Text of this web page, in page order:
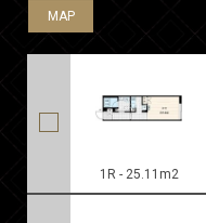
MAP
1R - 25.11m2
MAP
MAP
MAP
MAP
MAP
MAP
MAP
MAP
MAP
MAP
MAP
MAP